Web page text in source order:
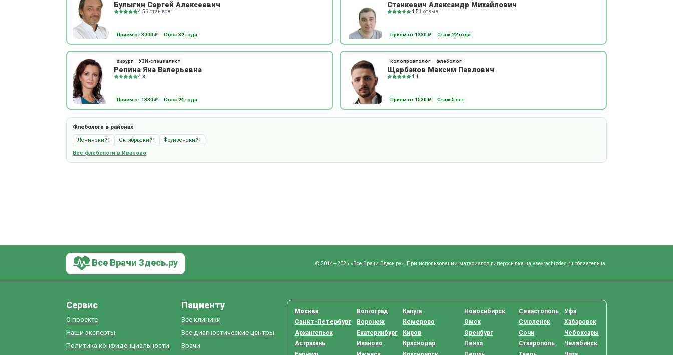
Булыгин Сергей Алексеевич
4.55 отзывов
Прием от 3000 ₽ Стаж 32 года
Станкевич Александр Михайлович
4.51 отзыв
Прием от 1330 ₽ Стаж 22 года
хирург УЗИ-специалист
Репина Яна Валерьевна
4.8
Прием от 1330 ₽ Стаж 24 года
колопроктолог флеболог
Щербаков Максим Павлович
4.1
Прием от 1530 ₽ Стаж 5 лет
Флебологи в районах
Ленинский1 Октябрьский1 Фрунзенский1
Все флебологи в Иваново
Все Врачи Здесь.ру © 2014—2026 «Все Врачи Здесь.ру». При использовании материалов гиперссылка на vsevrachizdes.ru обязательна.
Сервис
О проекте
Наши эксперты
Политика конфиденциальности
Пациенту
Все клиники
Все диагностические центры
Врачи
Москва
Санкт-Петербург
Архангельск
Астрахань
Волгоград
Воронеж
Екатеринбург
Иваново
Калуга
Кемерово
Киров
Краснодар
Новосибирск
Омск
Оренбург
Пенза
Севастополь
Смоленск
Сочи
Ставрополь
Уфа
Хабаровск
Чебоксары
Челябинск